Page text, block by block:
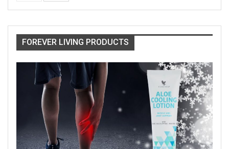
FOREVER LIVING PRODUCTS